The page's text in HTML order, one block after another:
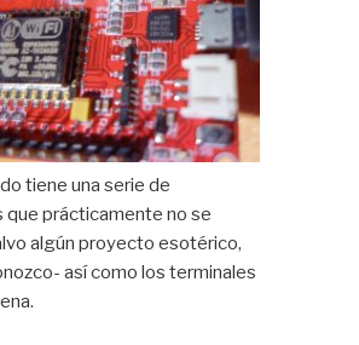
tiene una serie de
que prácticamente no se
algún proyecto esotérico,
así como los terminales